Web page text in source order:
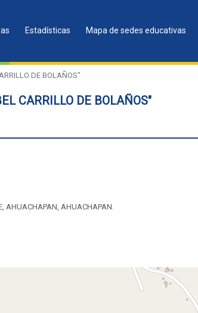
Estadísticas Mapa de sedes educativas
DE BOLAÑOS"
CARRILLO DE BOLAÑOS"
AHUACHAPAN, AHUACHAPAN.